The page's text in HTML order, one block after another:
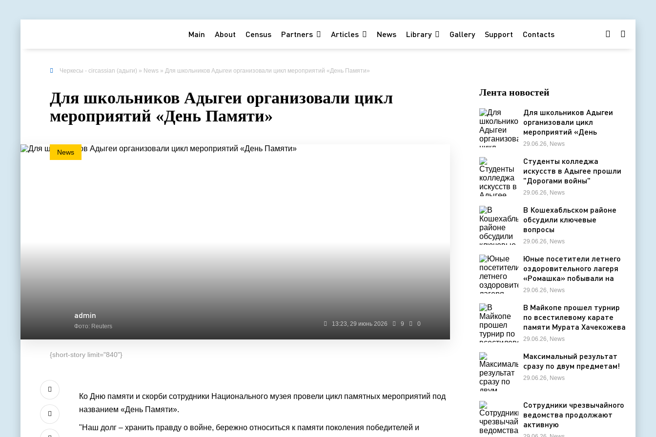
Main About Census Partners Articles News Library Gallery Support Contacts
Черкесы - circassian (адыги) » News » Для школьников Адыгеи организовали цикл мероприятий «День Памяти»
Для школьников Адыгеи организовали цикл
мероприятий «День Памяти»
News
admin
Фото: Reuters 13:23, 29 июнь 2026 9 0
{short-story limit="840"}
Ко Дню памяти и скорби сотрудники Национального музея провели цикл памятных мероприятий под
названием «День Памяти».
"Наш долг – хранить правду о войне, бережно относиться к памяти поколения победителей и
Лента новостей
Для школьников Адыгеи
организовали цикл
мероприятий «День
Памяти»
29.06.26, News
Студенты колледжа
искусств в Адыгее прошли
"Дорогами войны"
29.06.26, News
В Кошехабльском районе
обсудили ключевые
вопросы
жизнедеятельности
29.06.26, News
Юные посетители летнего
оздоровительного лагеря
«Ромашка» побывали на
экскурсии в Дондуковском
29.06.26, News
В Майкопе прошел турнир
по всестилевому карате
памяти Мурата Хачекожева
29.06.26, News
Максимальный результат
сразу по двум предметам!
29.06.26, News
Сотрудники чрезвычайного
ведомства продолжают
активную
профилактическую